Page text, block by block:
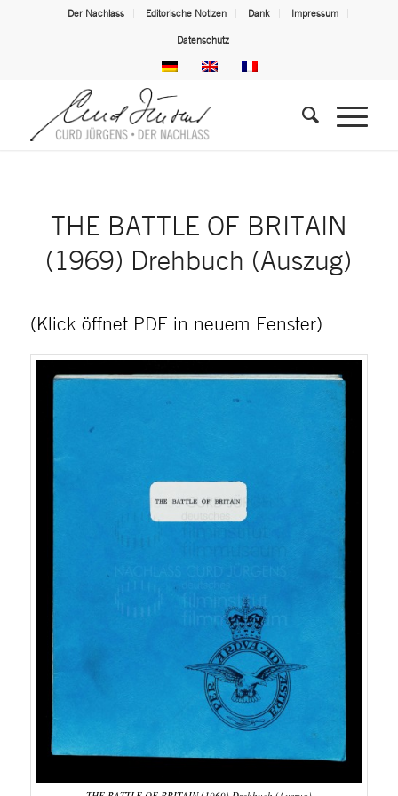
Der Nachlass Editorische Notizen Dank Impressum
Datenschutz
THE BATTLE OF BRITAIN
(1969) Drehbuch (Auszug)
(Klick öffnet PDF in neuem Fenster)